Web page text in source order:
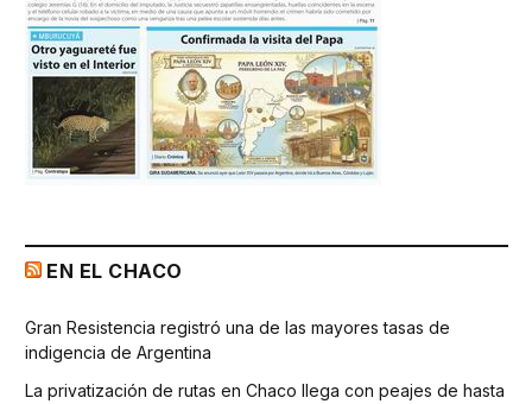
EN EL CHACO
Gran Resistencia registró una de las mayores tasas de
indigencia de Argentina
La privatización de rutas en Chaco llega con peajes de hasta